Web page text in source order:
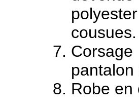
cousues.
Robe en